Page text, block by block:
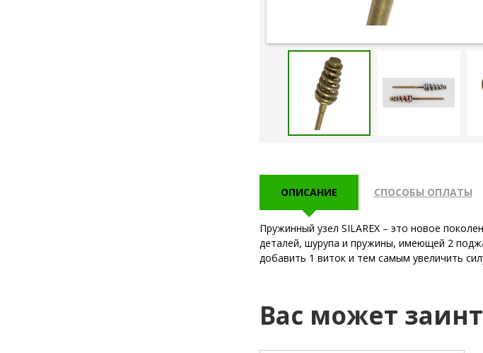
ОПИСАНИЕ СПОСОБЫ ОПЛАТЫ
Пружинный узел SILAREX – это новое
деталей, шурупа и пружины, имеющей 2
добавить 1 виток и тем самым увеличить
Вас может